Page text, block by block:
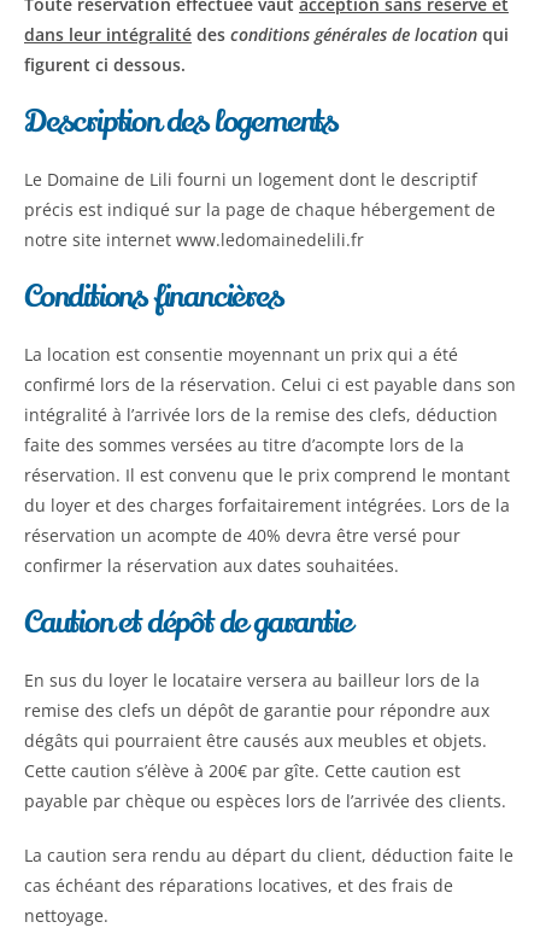
dans leur intégralité des conditions générales de location qui
figurent ci dessous.
Description des logements
Le Domaine de Lili fourni un logement dont le descriptif
précis est indiqué sur la page de chaque hébergement de
notre site internet www.ledomainedelili.fr
Conditions financières
La location est consentie moyennant un prix qui a été
confirmé lors de la réservation. Celui ci est payable dans son
intégralité à l’arrivée lors de la remise des clefs, déduction
faite des sommes versées au titre d’acompte lors de la
réservation. Il est convenu que le prix comprend le montant
du loyer et des charges forfaitairement intégrées. Lors de la
réservation un acompte de 40% devra être versé pour
confirmer la réservation aux dates souhaitées.
Caution et dépôt de garantie
En sus du loyer le locataire versera au bailleur lors de la
remise des clefs un dépôt de garantie pour répondre aux
dégâts qui pourraient être causés aux meubles et objets.
Cette caution s’élève à 200€ par gîte. Cette caution est
payable par chèque ou espèces lors de l’arrivée des clients.
La caution sera rendu au départ du client, déduction faite le
cas échéant des réparations locatives, et des frais de
nettoyage.